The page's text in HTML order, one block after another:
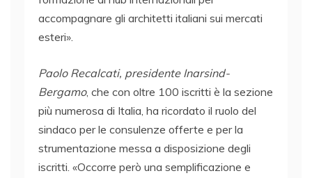
accompagnare gli architetti italiani sui mercati
esteri».
Paolo Recalcati, presidente Inarsind-
Bergamo, che con oltre 100 iscritti è la sezione
più numerosa di Italia, ha ricordato il ruolo del
sindaco per le consulenze offerte e per la
strumentazione messa a disposizione degli
iscritti. «Occorre però una semplificazione e